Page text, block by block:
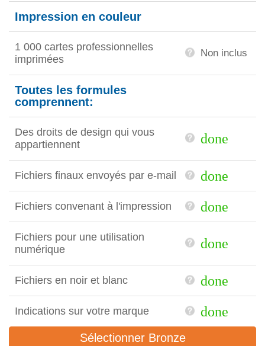
Impression en couleur
1 000 cartes professionnelles
imprimées
Non inclus
Toutes les formules
comprennent:
Des droits de design qui vous
appartiennent
done
Fichiers finaux envoyés par e-mail done
Fichiers convenant à l'impression done
Fichiers pour une utilisation
numérique
done
Fichiers en noir et blanc done
Indications sur votre marque done
Sélectionner Bronze